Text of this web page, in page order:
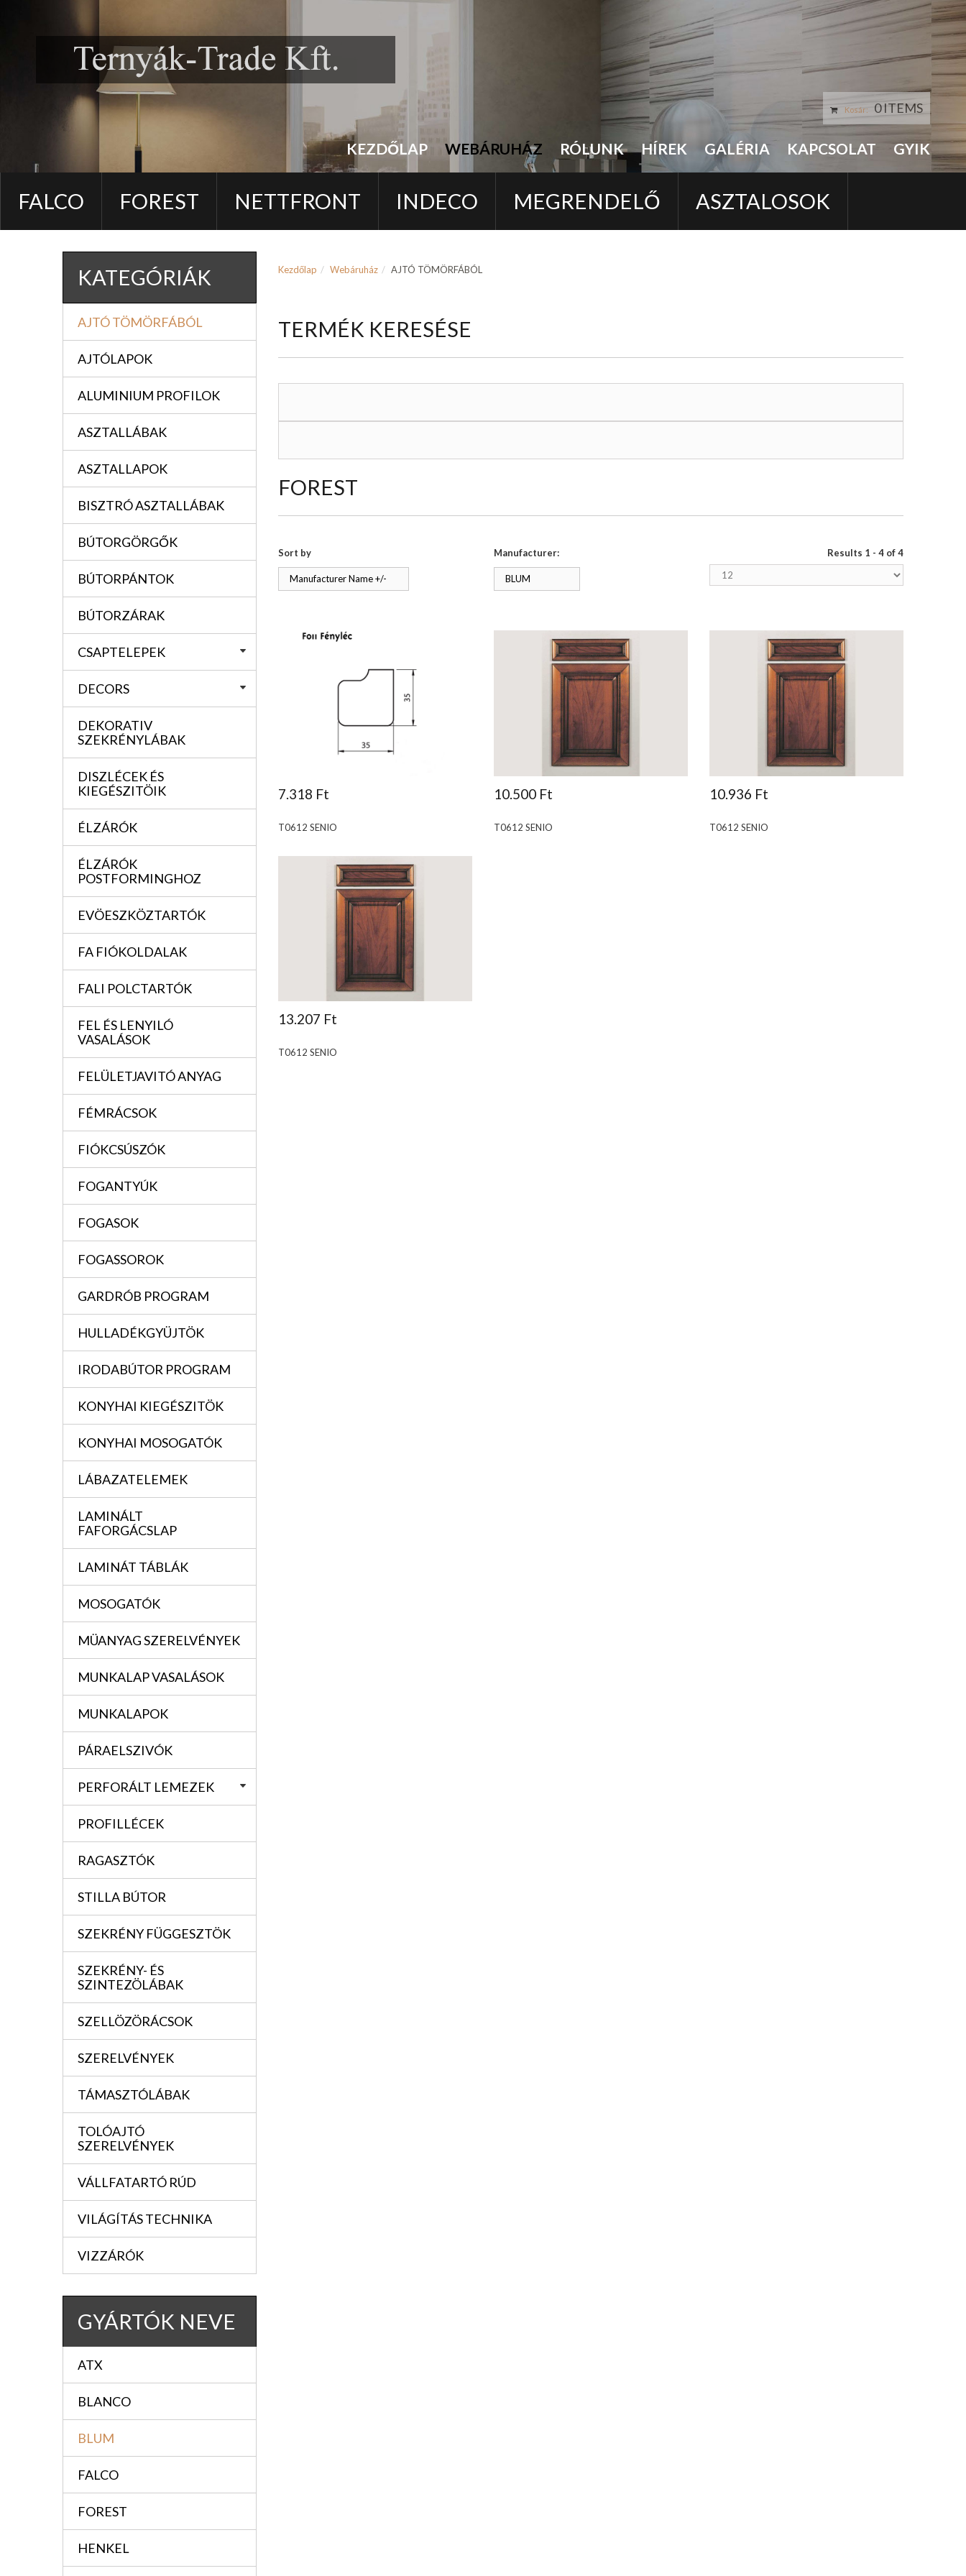
KEZDŐLAP WEBÁRUHÁZ RÓLUNK HÍREK GALÉRIA KAPCSOLAT GYIK
Kosár: 0 ITEMS
FALCO FOREST NETTFRONT INDECO MEGRENDELŐ ASZTALOSOK
KATEGÓRIÁK
AJTÓ TÖMÖRFÁBÓL
AJTÓLAPOK
ALUMINIUM PROFILOK
ASZTALLÁBAK
ASZTALLAPOK
BISZTRÓ ASZTALLÁBAK
BÚTORGÖRGŐK
BÚTORPÁNTOK
BÚTORZÁRAK
CSAPTELEPEK
DECORS
DEKORATIV
SZEKRÉNYLÁBAK
DISZLÉCEK ÉS
KIEGÉSZITÖIK
ÉLZÁRÓK
ÉLZÁRÓK
POSTFORMINGHOZ
EVÖESZKÖZTARTÓK
FA FIÓKOLDALAK
FALI POLCTARTÓK
FEL ÉS LENYILÓ
VASALÁSOK
FELÜLETJAVITÓ ANYAG
FÉMRÁCSOK
FIÓKCSÚSZÓK
FOGANTYÚK
FOGASOK
FOGASSOROK
GARDRÓB PROGRAM
HULLADÉKGYÜJTÖK
IRODABÚTOR PROGRAM
KONYHAI KIEGÉSZITÖK
KONYHAI MOSOGATÓK
LÁBAZATELEMEK
LAMINÁLT
FAFORGÁCSLAP
LAMINÁT TÁBLÁK
MOSOGATÓK
MÜANYAG SZERELVÉNYEK
MUNKALAP VASALÁSOK
MUNKALAPOK
PÁRAELSZIVÓK
PERFORÁLT LEMEZEK
PROFILLÉCEK
RAGASZTÓK
STILLA BÚTOR
SZEKRÉNY FÜGGESZTÖK
SZEKRÉNY- ÉS
SZINTEZÖLÁBAK
SZELLÖZÖRÁCSOK
SZERELVÉNYEK
TÁMASZTÓLÁBAK
TOLÓAJTÓ
SZERELVÉNYEK
VÁLLFATARTÓ RÚD
VILÁGÍTÁS TECHNIKA
VIZZÁRÓK
GYÁRTÓK NEVE
ATX
BLANCO
BLUM
FALCO
FOREST
HENKEL
Kezdőlap Webáruház AJTÓ TÖMÖRFÁBÓL
TERMÉK KERESÉSE
FOREST
Sort by
Manufacturer Name +/-
Manufacturer:
BLUM
Results 1 - 4 of 4
7.318 Ft
T0612 SENIO
10.500 Ft
T0612 SENIO
10.936 Ft
T0612 SENIO
13.207 Ft
T0612 SENIO